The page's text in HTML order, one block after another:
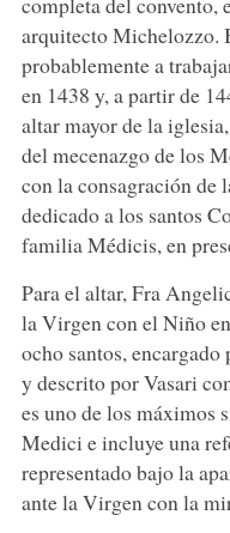
arquitecto Michelozzo.
probablemente a
en 1438 y, a partir de
altar mayor de la
del mecenazgo de los
con la consagración de
dedicado a los santos
familia Médicis, en
Para el altar, Fra
la Virgen con el Niño
ocho santos,
y descrito por Vasari
es uno de los máximos
Medici e incluye una
representado bajo la
ante la Virgen con la